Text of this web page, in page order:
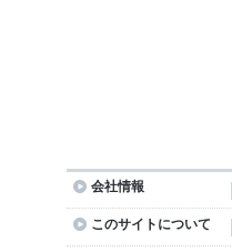
会社情報
このサイトについて